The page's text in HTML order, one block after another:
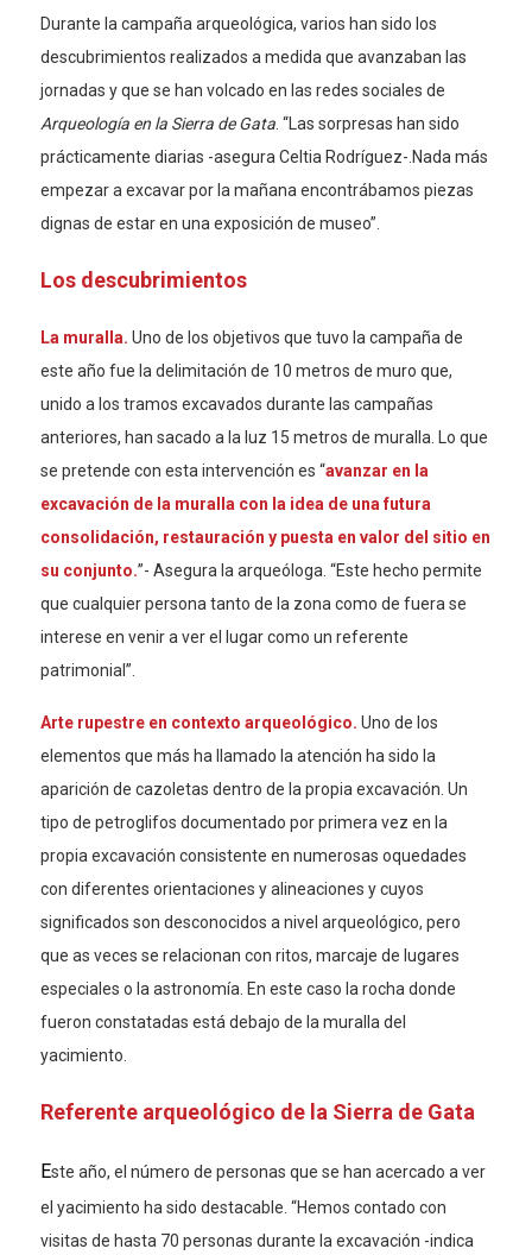
Durante la campaña arqueológica, varios han sido los
descubrimientos realizados a medida que avanzaban las
jornadas y que se han volcado en las redes sociales de
Arqueología en la Sierra de Gata. “Las sorpresas han sido
prácticamente diarias -asegura Celtia Rodríguez-.Nada más
empezar a excavar por la mañana encontrábamos piezas
dignas de estar en una exposición de museo”.
Los descubrimientos
La muralla. Uno de los objetivos que tuvo la campaña de
este año fue la delimitación de 10 metros de muro que,
unido a los tramos excavados durante las campañas
anteriores, han sacado a la luz 15 metros de muralla. Lo que
se pretende con esta intervención es “avanzar en la
excavación de la muralla con la idea de una futura
consolidación, restauración y puesta en valor del sitio en
su conjunto.”- Asegura la arqueóloga. “Este hecho permite
que cualquier persona tanto de la zona como de fuera se
interese en venir a ver el lugar como un referente
patrimonial”.
Arte rupestre en contexto arqueológico. Uno de los
elementos que más ha llamado la atención ha sido la
aparición de cazoletas dentro de la propia excavación. Un
tipo de petroglifos documentado por primera vez en la
propia excavación consistente en numerosas oquedades
con diferentes orientaciones y alineaciones y cuyos
significados son desconocidos a nivel arqueológico, pero
que as veces se relacionan con ritos, marcaje de lugares
especiales o la astronomía. En este caso la rocha donde
fueron constatadas está debajo de la muralla del
yacimiento.
Referente arqueológico de la Sierra de Gata
Este año, el número de personas que se han acercado a ver
el yacimiento ha sido destacable. “Hemos contado con
visitas de hasta 70 personas durante la excavación -indica